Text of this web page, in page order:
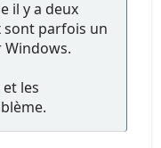
il y a deux
sont parfois un
les